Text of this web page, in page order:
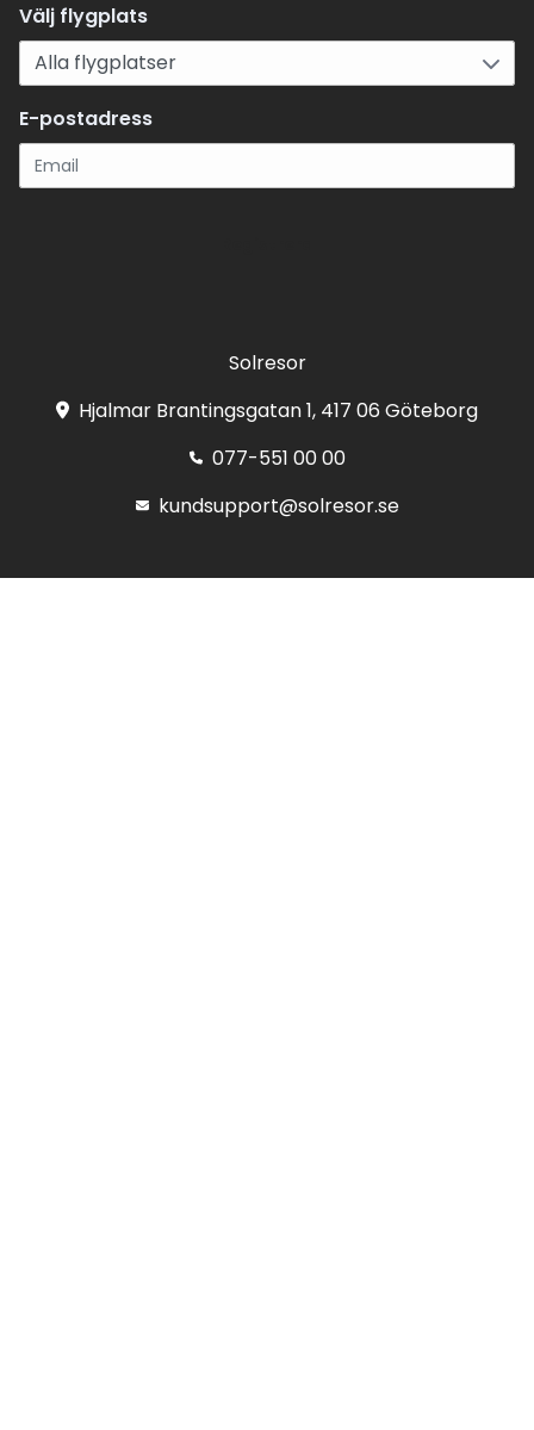
Välj flygplats
E-postadress
Solresor
Hjalmar Brantingsgatan 1, 417 06 Göteborg
077-551 00 00
kundsupport@solresor.se